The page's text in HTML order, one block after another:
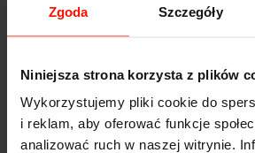
Zgoda Szczegóły
Niniejsza strona korzysta z plików
Wykorzystujemy pliki cookie do
i reklam, aby oferować funkcje
analizować ruch w naszej witrynie.
Bardzo przystępne ceny i duży